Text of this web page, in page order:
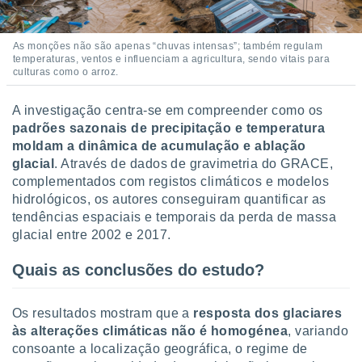
através
únicos
para
e
como a
este sitio
de
possam
seus
com
As monções não são apenas “chuvas intensas”; também regulam
temperaturas, ventos e influenciam a agricultura, sendo vitais para
culturas como o arroz.
A investigação centra-se em compreender como os
padrões sazonais de precipitação e temperatura
moldam a dinâmica de acumulação e ablação
glacial . Através de dados de gravimetria do GRACE,
complementados com registos climáticos e modelos
hidrológicos, os autores conseguiram quantificar as
tendências espaciais e temporais da perda de massa
glacial entre 2002 e 2017.
Quais as conclusões do estudo?
Os resultados mostram que a resposta dos glaciares
às alterações climáticas não é homogénea, variando
consoante a localização geográfica, o regime de